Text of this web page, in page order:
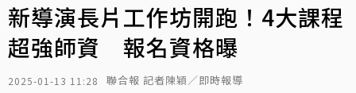
新導演長片工作坊開跑！4大課程
超強師資 報名資格曝
2025-01-13 11:28 聯合報 記者陳穎／即時報導